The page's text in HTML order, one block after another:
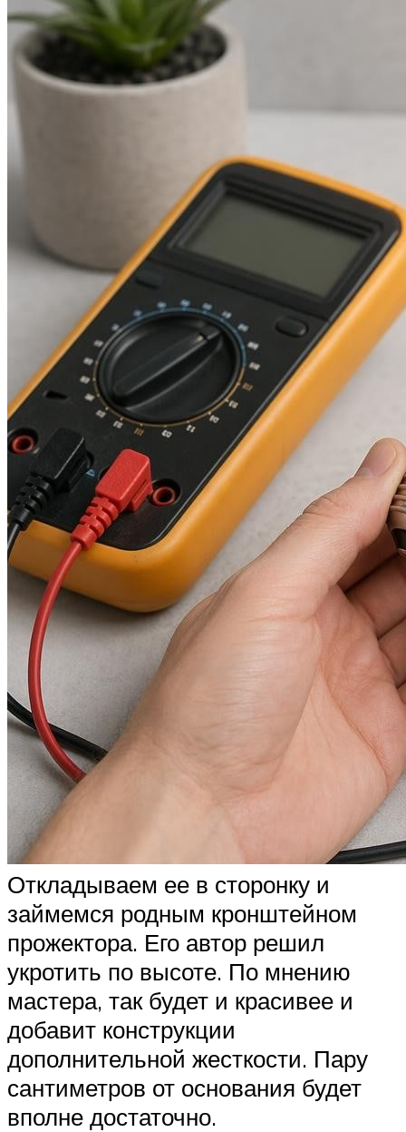
Откладываем ее в сторонку и
займемся родным кронштейном
прожектора. Его автор решил
укротить по высоте. По мнению
мастера, так будет и красивее и
добавит конструкции
дополнительной жесткости. Пару
сантиметров от основания будет
вполне достаточно.